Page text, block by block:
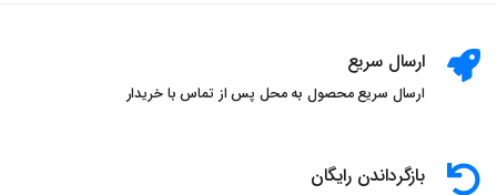
ارسال سریع
ارسال سریع محصول به محل پس از تماس با خریدار
بازگرداندن رایگان